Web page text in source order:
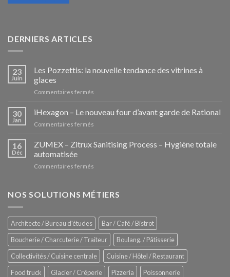
DERNIERS ARTICLES
23
Juin
Les Pozzettis: la nouvelle tendance des vitrines à
glaces
Commentaires fermés
Pozzettis:
des
30
Jan
iHexagon – Le nouveau four d’avant garde de Rational
Commentaires fermés
–
de
16
Déc
ZUMEX – Zitrux Sanitising Process – Hygiène totale
automatisée
Commentaires fermés
Zitrux
–
Hygiène
totale
automatisée
NOS SOLUTIONS MÉTIERS
Architecte / Bureau d'études
Bar / Café / Bistrot
Boucherie / Charcuterie / Traiteur
Boulang. / Pâtisserie
Collectivités / Cuisine centrale
Cuisine / Hôtel / Restaurant
Food truck
Glacier / Crêperie Pizzeria
Poissonnerie